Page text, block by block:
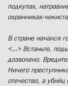
подкупах,
охранниках-
В стране начался
<…> Встаньте,
дозволено.
Ничего
отечество, а